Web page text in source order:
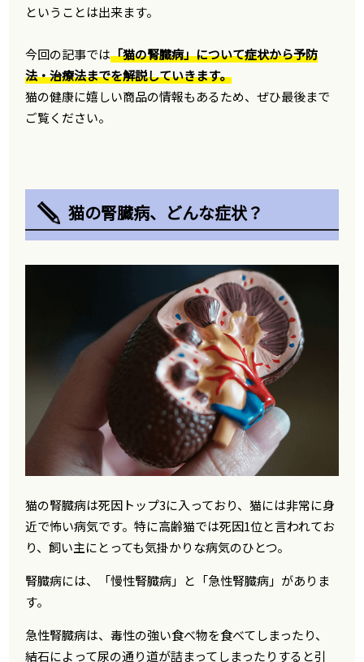
ということは出来ます。
今回の記事では「猫の腎臓病」について症状から予防
法・治療法までを解説していきます。
猫の健康に嬉しい商品の情報もあるため、ぜひ最後まで
ご覧ください。
猫の腎臓病、どんな症状？
猫の腎臓病は死因トップ3に入っており、猫には非常に身
近で怖い病気です。特に高齢猫では死因1位と言われてお
り、飼い主にとっても気掛かりな病気のひとつ。
腎臓病には、「慢性腎臓病」と「急性腎臓病」がありま
す。
急性腎臓病は、毒性の強い食べ物を食べてしまったり、
結石によって尿の通り道が詰まってしまったりすると引